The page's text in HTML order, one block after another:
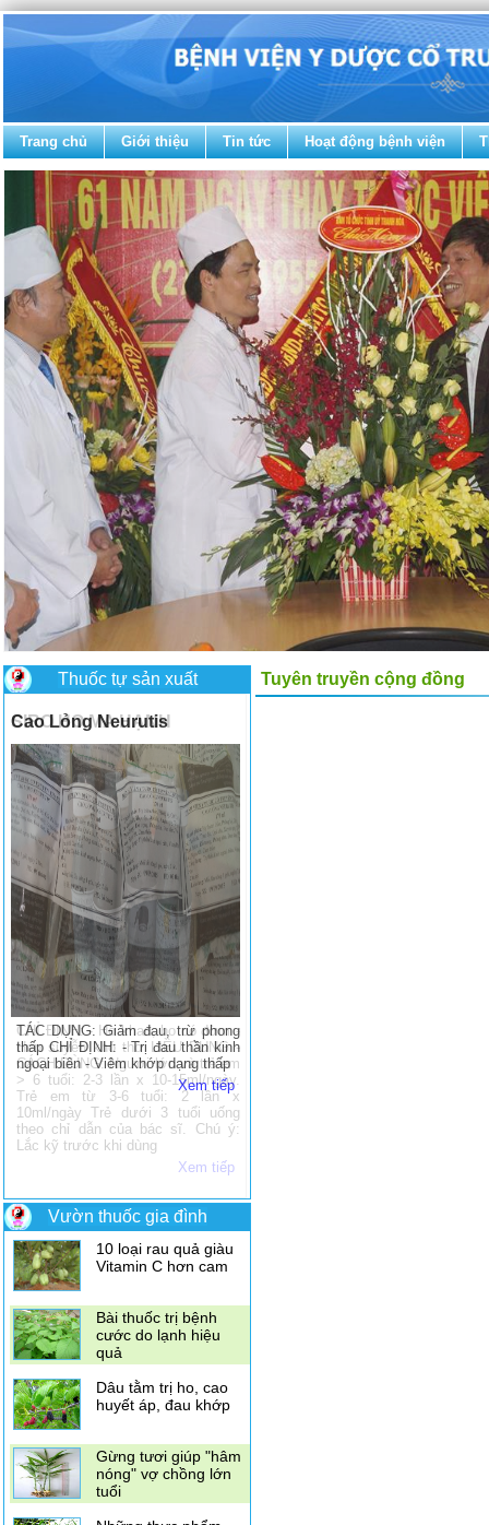
Trang chủ Giới thiệu Tin tức Hoạt động bệnh viện
Thuốc tự sản xuất
Cao Lỏng Neurutis
TÁC DỤNG: Giảm đau, trừ phong
thấp CHỈ ĐỊNH: - Trị đau thần kinh
ngoại biên - Viêm khớp dạng thấp
Xem tiếp
Vườn thuốc gia đình
Có nên ăn mướp
đắng khi mang thai
Dùng vỏ quýt để trị
ho
4 loại gia vị thần kỳ
giúp giảm đau
Vitamin C hơn cam
Bài thuốc trị bệnh
cước do lạnh hiệu
Dâu tằm trị ho, cao
huyết áp, đau khớp
Gừng tươi giúp "hâm
nóng" vợ chồng lớn
Những thực phẩm
vàng giải độc cho
gan
Tuyên truyền cộng đồng